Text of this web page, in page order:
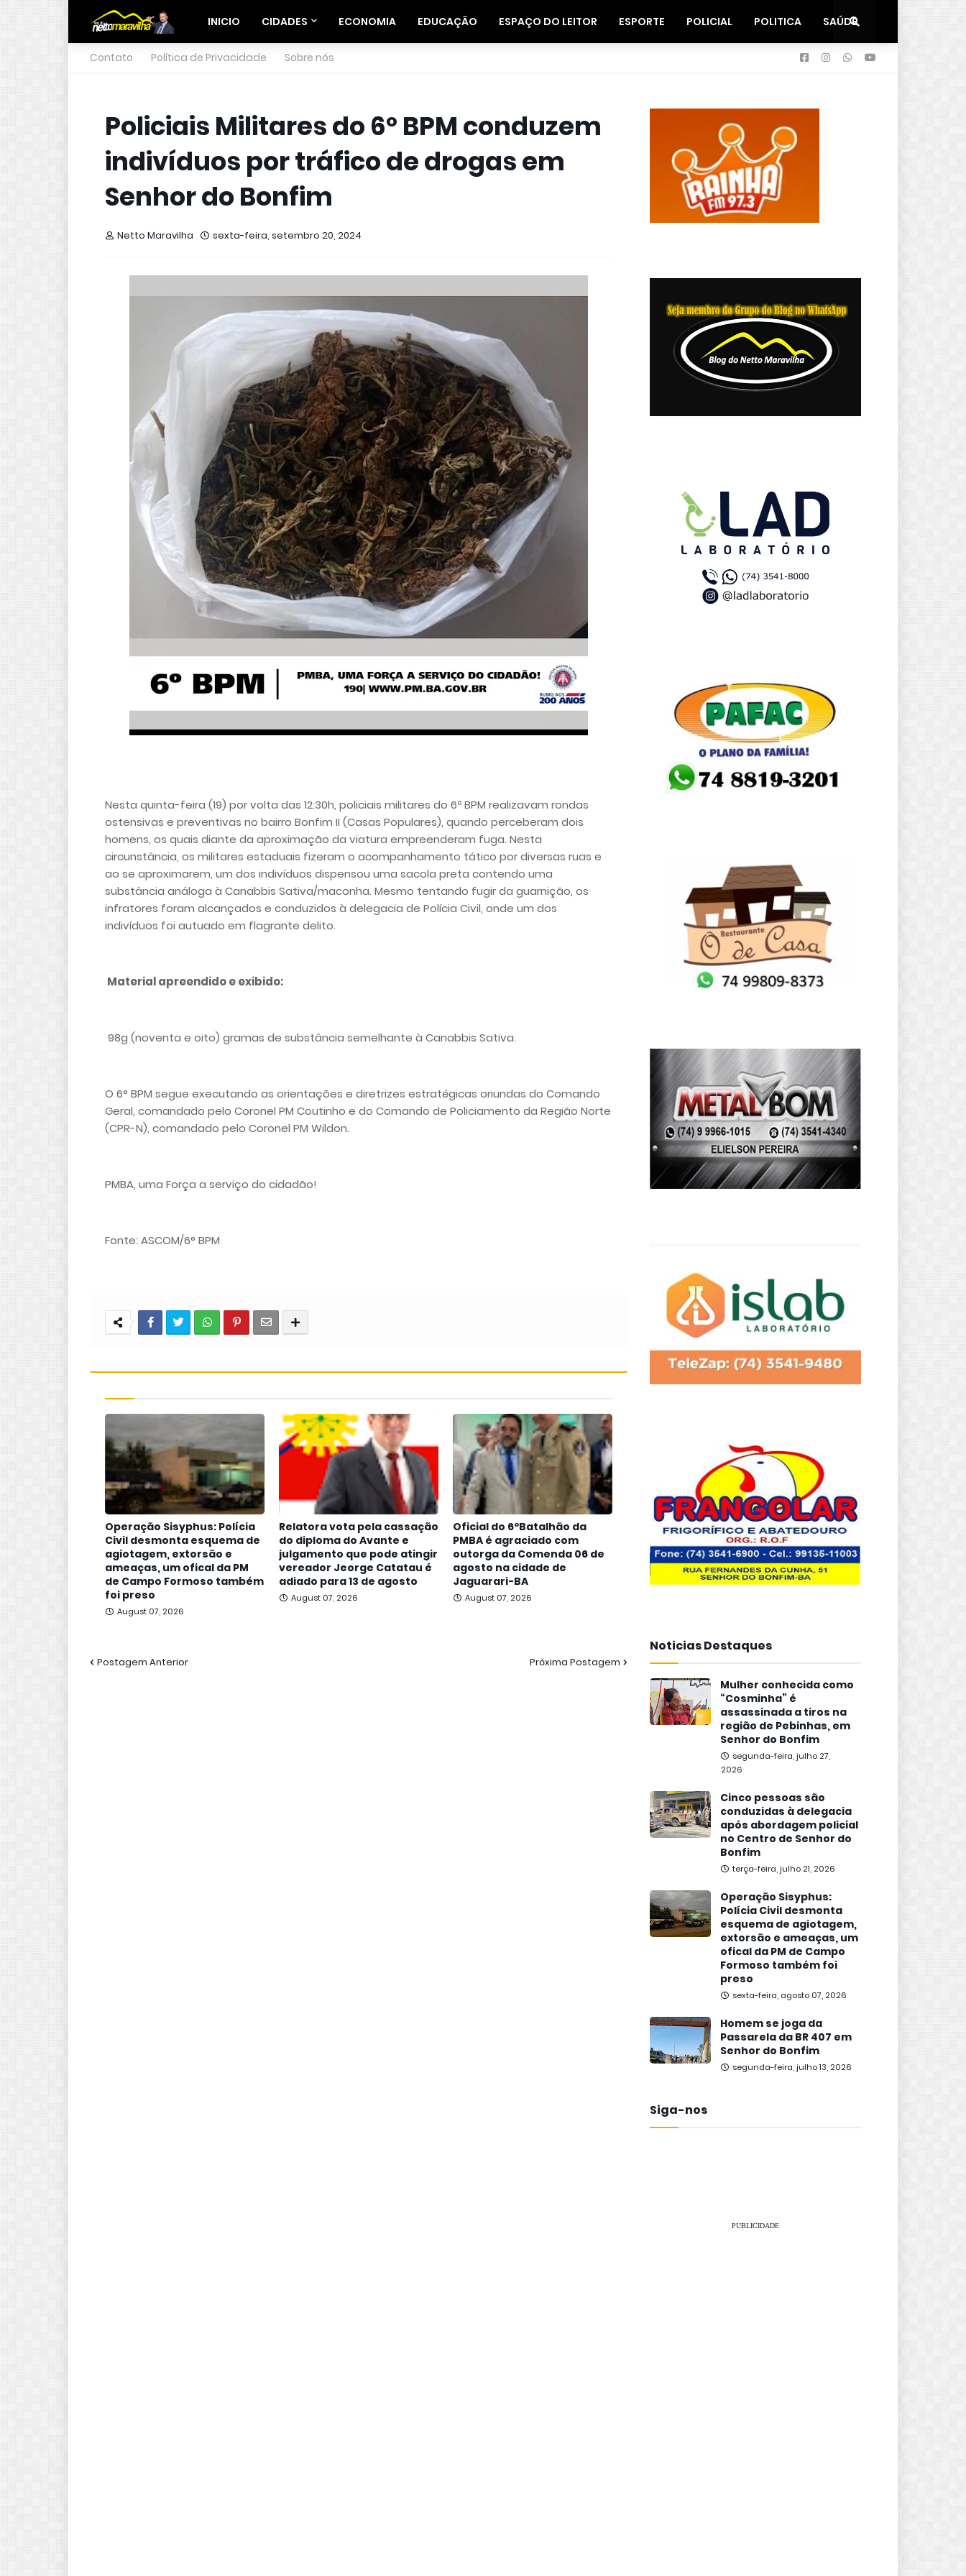
INICIO CIDADES ECONOMIA EDUCAÇÃO ESPAÇO DO LEITOR ESPORTE POLICIAL POLITICA SAÚDE
Contato Política de Privacidade Sobre nós
Policiais Militares do 6º BPM conduzem
indivíduos por tráfico de drogas em
Senhor do Bonfim
Netto Maravilha sexta-feira, setembro 20, 2024
Nesta quinta-feira (19) por volta das 12:30h, policiais militares do 6º BPM realizavam rondas
ostensivas e preventivas no bairro Bonfim II (Casas Populares), quando perceberam dois
homens, os quais diante da aproximação da viatura empreenderam fuga. Nesta
circunstância, os militares estaduais fizeram o acompanhamento tático por diversas ruas e
ao se aproximarem, um dos indivíduos dispensou uma sacola preta contendo uma
substância análoga à Canabbis Sativa/maconha. Mesmo tentando fugir da guarnição, os
infratores foram alcançados e conduzidos à delegacia de Polícia Civil, onde um dos
indivíduos foi autuado em flagrante delito.
Material apreendido e exibido:
98g (noventa e oito) gramas de substância semelhante à Canabbis Sativa.
O 6° BPM segue executando as orientações e diretrizes estratégicas oriundas do Comando
Geral, comandado pelo Coronel PM Coutinho e do Comando de Policiamento da Região Norte
(CPR-N), comandado pelo Coronel PM Wildon.
PMBA, uma Força a serviço do cidadão!
Fonte: ASCOM/6° BPM
Operação Sisyphus: Polícia
Civil desmonta esquema de
agiotagem, extorsão e
ameaças, um ofical da PM
de Campo Formoso também
foi preso
August 07, 2026
Relatora vota pela cassação
do diploma do Avante e
julgamento que pode atingir
vereador Jeorge Catatau é
adiado para 13 de agosto
August 07, 2026
Oficial do 6ºBatalhão da
PMBA é agraciado com
outorga da Comenda 06 de
agosto na cidade de
Jaguarari-BA
August 07, 2026
Postagem Anterior Próxima Postagem
Noticias Destaques
Mulher conhecida como
“Cosminha” é
assassinada a tiros na
região de Pebinhas, em
Senhor do Bonfim
segunda-feira, julho 27,
2026
Cinco pessoas são
conduzidas à delegacia
após abordagem policial
no Centro de Senhor do
Bonfim
terça-feira, julho 21, 2026
Operação Sisyphus:
Polícia Civil desmonta
esquema de agiotagem,
extorsão e ameaças, um
ofical da PM de Campo
Formoso também foi
preso
sexta-feira, agosto 07, 2026
Homem se joga da
Passarela da BR 407 em
Senhor do Bonfim
segunda-feira, julho 13, 2026
Siga-nos
PUBLICIDADE